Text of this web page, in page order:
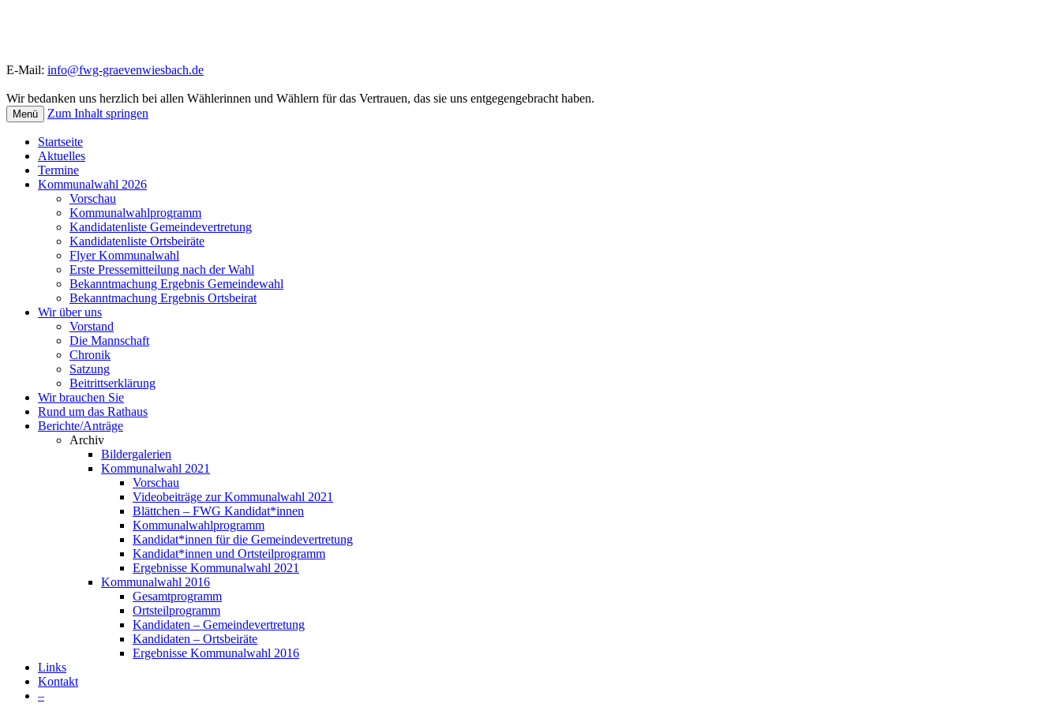
E-Mail: info@fwg-graevenwiesbach.de
Wir bedanken uns herzlich bei allen Wählerinnen und Wählern für das Vertrauen, das sie uns entgegengebracht haben.
Menü Zum Inhalt springen
Startseite
Aktuelles
Termine
Kommunalwahl 2026
Vorschau
Kommunalwahlprogramm
Kandidatenliste Gemeindevertretung
Kandidatenliste Ortsbeiräte
Flyer Kommunalwahl
Erste Pressemitteilung nach der Wahl
Bekanntmachung Ergebnis Gemeindewahl
Bekanntmachung Ergebnis Ortsbeirat
Wir über uns
Vorstand
Die Mannschaft
Chronik
Satzung
Beitrittserklärung
Wir brauchen Sie
Rund um das Rathaus
Berichte/Anträge
Archiv
Bildergalerien
Kommunalwahl 2021
Vorschau
Videobeiträge zur Kommunalwahl 2021
Blättchen – FWG Kandidat*innen
Kommunalwahlprogramm
Kandidat*innen für die Gemeindevertretung
Kandidat*innen und Ortsteilprogramm
Ergebnisse Kommunalwahl 2021
Kommunalwahl 2016
Gesamtprogramm
Ortsteilprogramm
Kandidaten – Gemeindevertretung
Kandidaten – Ortsbeiräte
Ergebnisse Kommunalwahl 2016
Links
Kontakt
–